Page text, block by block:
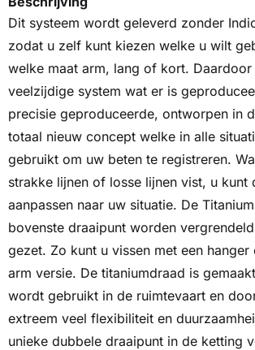
Dit systeem wordt geleverd zonder
zodat u zelf kunt kiezen welke u wilt
welke maat arm, lang of kort.
veelzijdige system wat er is
precisie geproduceerde, ontworpen in
totaal nieuw concept welke in alle
gebruikt om uw beten te registreren.
strakke lijnen of losse lijnen vist, u kunt
aanpassen naar uw situatie. De
bovenste draaipunt worden
gezet. Zo kunt u vissen met een
arm versie. De titaniumdraad is
wordt gebruikt in de ruimtevaart en
extreem veel flexibiliteit en
unieke dubbele draaipunt in de ketting